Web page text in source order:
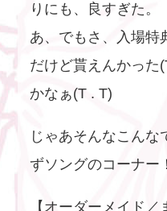
りにも、良すぎた。
あ、でもさ、入場特
だけど貰えんかった
かなぁ(T . T)
じゃあそんなこんな
ずソングのコーナー
【オーダーメイド